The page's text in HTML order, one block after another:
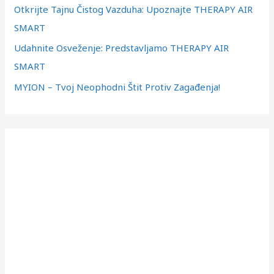
з
а
:
Otkrijte Tajnu Čistog Vazduha: Upoznajte THERAPY AIR
SMART
Udahnite Osveženje: Predstavljamo THERAPY AIR
SMART
MYION – Tvoj Neophodni Štit Protiv Zagađenja!